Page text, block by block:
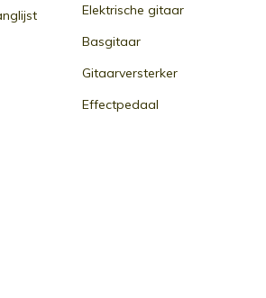
Elektrische gitaar
Basgitaar
Gitaarversterker
Effectpedaal